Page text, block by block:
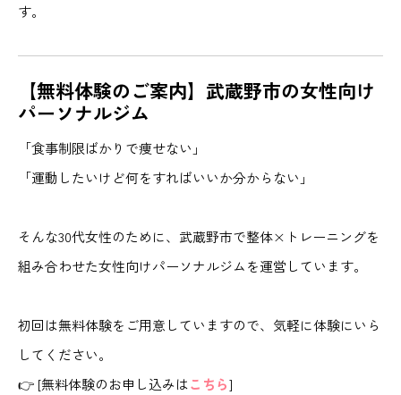
す。
【無料体験のご案内】武蔵野市の女性向け
パーソナルジム
「食事制限ばかりで痩せない」
「運動したいけど何をすればいいか分からない」
そんな30代女性のために、武蔵野市で整体×トレーニングを
組み合わせた女性向けパーソナルジムを運営しています。
初回は無料体験をご用意していますので、気軽に体験にいら
してください。
👉 [無料体験のお申し込みはこちら]